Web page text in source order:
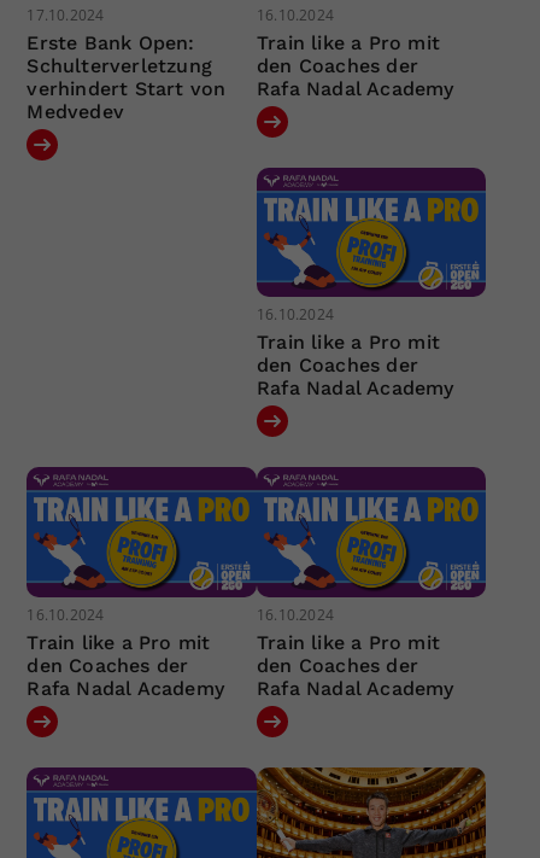
17.10.2024
Erste Bank Open:
Schulterverletzung
verhindert Start von
Medvedev
16.10.2024
Train like a Pro mit
den Coaches der
Rafa Nadal Academy
16.10.2024
Train like a Pro mit
den Coaches der
Rafa Nadal Academy
16.10.2024
Train like a Pro mit
den Coaches der
Rafa Nadal Academy
16.10.2024
Train like a Pro mit
den Coaches der
Rafa Nadal Academy